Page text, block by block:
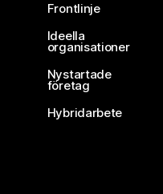
Frontlinje
Ideella
organisationer
Nystartade
företag
Hybridarbete